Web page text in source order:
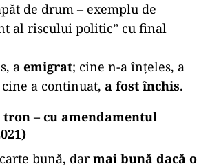
de drum – exemplu de
al riscului politic” cu final
a emigrat; cine n-a înțeles, a
cine a continuat, a fost închis.
– cu amendamentul
bună, darmai bună dacă o